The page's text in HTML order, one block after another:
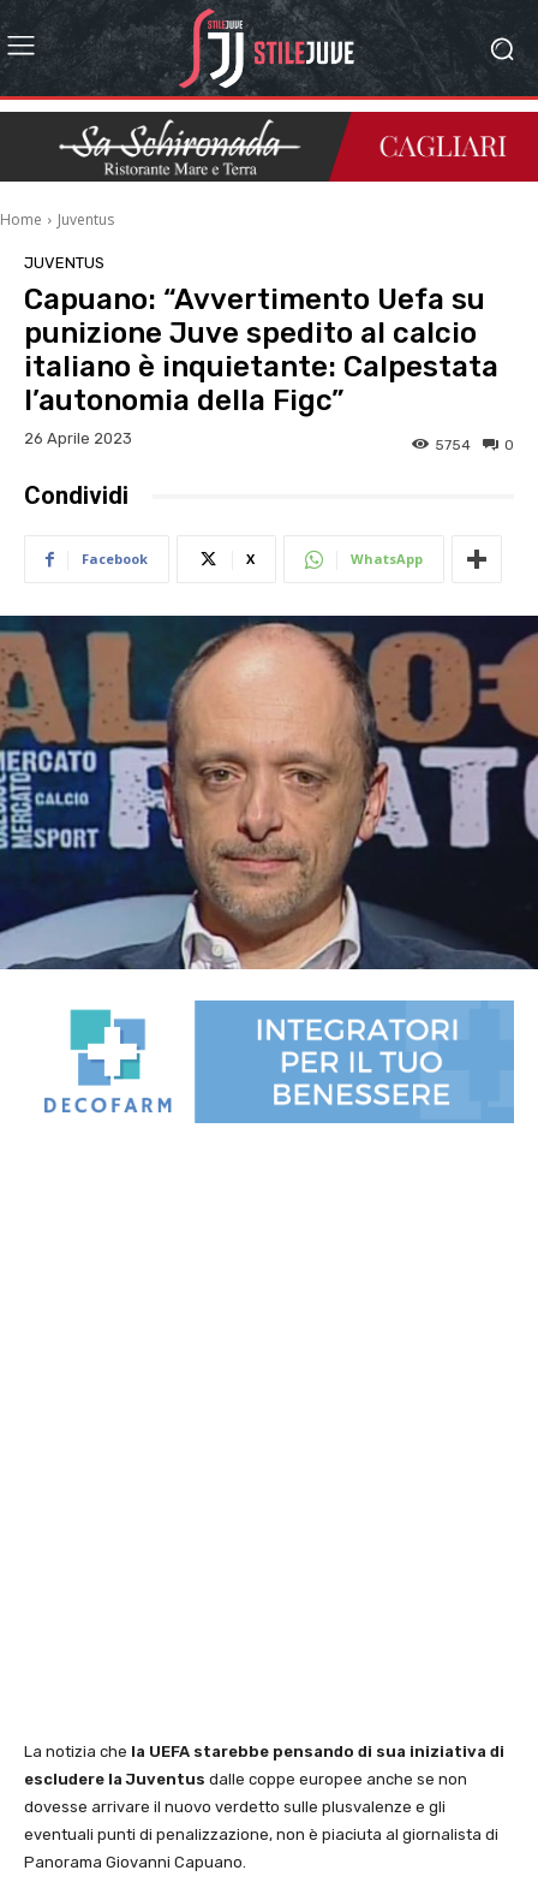
Home Juventus
JUVENTUS
Capuano: “Avvertimento Uefa su
punizione Juve spedito al calcio
italiano è inquietante: Calpestata
l’autonomia della Figc”
26 Aprile 2023 0
5754
Condividi
Facebook X WhatsApp
La notizia che la UEFA starebbe pensando di sua iniziativa di
escludere la Juventus dalle coppe europee anche se non
dovesse arrivare il nuovo verdetto sulle plusvalenze e gli
eventuali punti di penalizzazione, non è piaciuta al giornalista di
Panorama Giovanni Capuano.